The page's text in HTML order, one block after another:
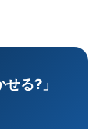
る?」